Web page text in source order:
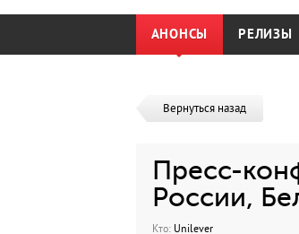
АНОНСЫ РЕЛИЗЫ
Вернуться назад
Пресс-
России,
Кто:Unilever